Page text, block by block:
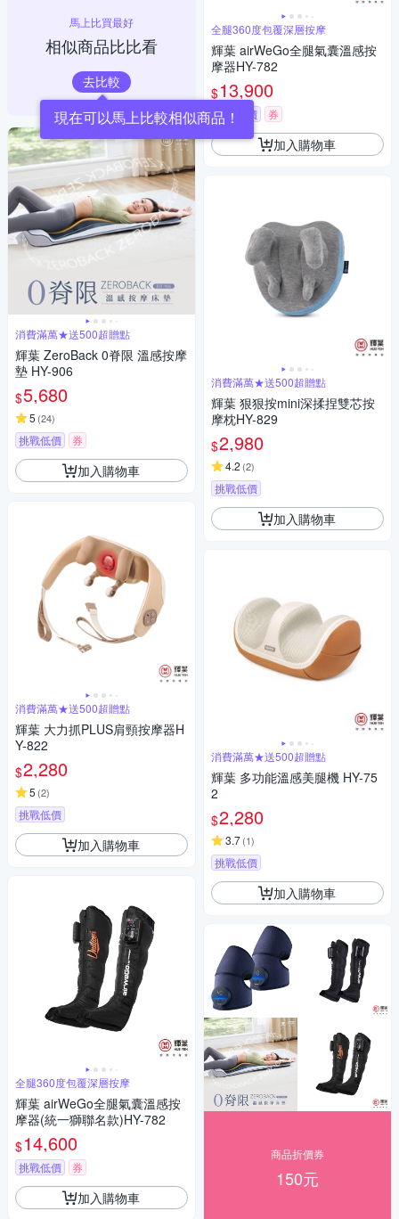
馬上比買最好
相似商品比比看
去比較
現在可以馬上比較相似商品！
消費滿萬★送500超贈點
輝葉 ZeroBack 0脊限 溫感按摩
墊 HY-906
$5,680
5 (24)
挑戰低價 券
加入購物車
消費滿萬★送500超贈點
輝葉 大力抓PLUS肩頸按摩器H
Y-822
$2,280
5 (2)
挑戰低價
加入購物車
全腿360度包覆深層按摩
輝葉 airWeGo全腿氣囊溫感按
摩器(統一獅聯名款)HY-782
$14,600
挑戰低價 券
加入購物車
全腿360度包覆深層按摩
輝葉 airWeGo全腿氣囊溫感按
摩器HY-782
$13,900
挑戰低價 券
加入購物車
消費滿萬★送500超贈點
輝葉 狠狠按mini深揉捏雙芯按
摩枕HY-829
$2,980
4.2 (2)
挑戰低價
加入購物車
消費滿萬★送500超贈點
輝葉 多功能溫感美腿機 HY-75
2
$2,280
3.7(1)
挑戰低價
加入購物車
商品折價券
150元